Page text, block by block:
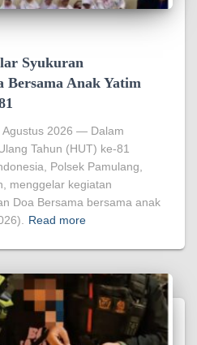
Syukuran
Bersama Anak Yatim
Agustus 2026 — Dalam
Tahun (HUT) ke-81
Polsek Pamulang,
menggelar kegiatan
Doa Bersama bersama anak
Read more